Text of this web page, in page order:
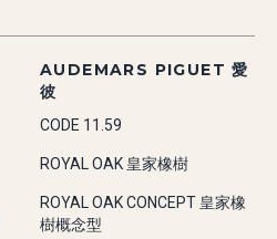
AUDEMARS PIGUET 愛
彼
CODE 11.59
ROYAL OAK 皇家橡樹
ROYAL OAK CONCEPT 皇家橡
樹概念型